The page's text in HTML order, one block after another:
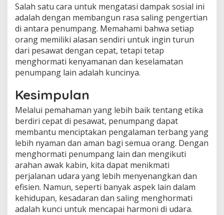
Salah satu cara untuk mengatasi dampak sosial ini
adalah dengan membangun rasa saling pengertian
di antara penumpang. Memahami bahwa setiap
orang memiliki alasan sendiri untuk ingin turun
dari pesawat dengan cepat, tetapi tetap
menghormati kenyamanan dan keselamatan
penumpang lain adalah kuncinya.
Kesimpulan
Melalui pemahaman yang lebih baik tentang etika
berdiri cepat di pesawat, penumpang dapat
membantu menciptakan pengalaman terbang yang
lebih nyaman dan aman bagi semua orang. Dengan
menghormati penumpang lain dan mengikuti
arahan awak kabin, kita dapat menikmati
perjalanan udara yang lebih menyenangkan dan
efisien. Namun, seperti banyak aspek lain dalam
kehidupan, kesadaran dan saling menghormati
adalah kunci untuk mencapai harmoni di udara.